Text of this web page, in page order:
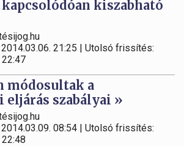
kiszabható
21:25 | Utolsó frissítés:
módosultak a
szabályai »
08:54 | Utolsó frissítés: